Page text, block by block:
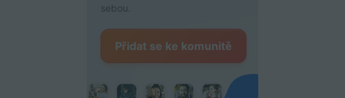
sebou.
Přidat se ke komunitě